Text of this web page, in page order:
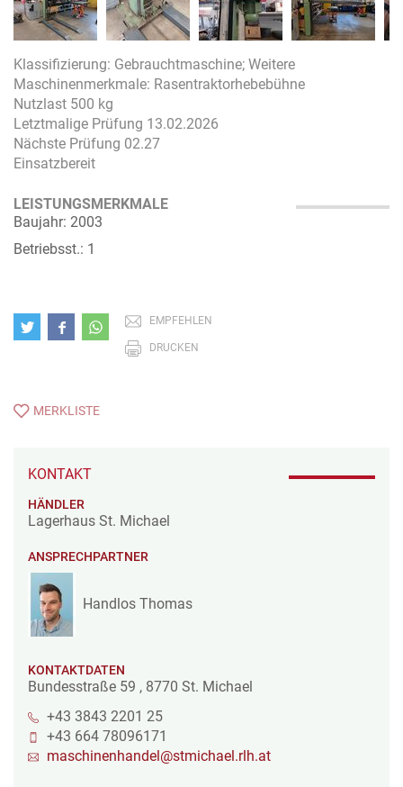
Klassifizierung: Gebrauchtmaschine; Weitere
Maschinenmerkmale: Rasentraktorhebebühne
Nutzlast 500 kg
Letztmalige Prüfung 13.02.2026
Nächste Prüfung 02.27
Einsatzbereit
LEISTUNGSMERKMALE
Baujahr: 2003
Betriebsst.: 1
EMPFEHLEN
DRUCKEN
MERKLISTE
KONTAKT
HÄNDLER
Lagerhaus St. Michael
ANSPRECHPARTNER
Handlos Thomas
KONTAKTDATEN
Bundesstraße 59 , 8770 St. Michael
+43 3843 2201 25
+43 664 78096171
maschinenhandel@stmichael.rlh.at